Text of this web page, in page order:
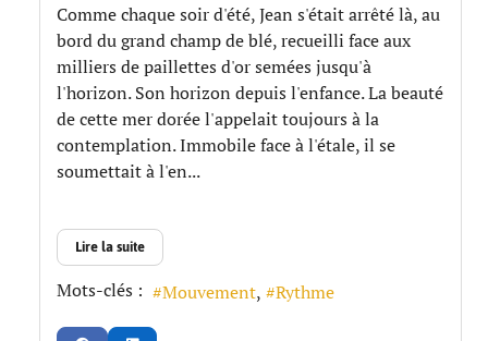
Comme chaque soir d'été, Jean s'était arrêté là, au
bord du grand champ de blé, recueilli face aux
milliers de paillettes d'or semées jusqu'à
l'horizon. Son horizon depuis l'enfance. La beauté
de cette mer dorée l'appelait toujours à la
contemplation. Immobile face à l'étale, il se
soumettait à l'en...
Lire la suite
Mots-clés : Mouvement Rythme